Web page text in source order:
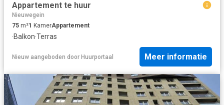
Appartement te huur
Nieuwegein
75 m²1 KamerAppartement
·Balkon·Terras
Nieuw aangeboden door Huurportaal Meer informatie